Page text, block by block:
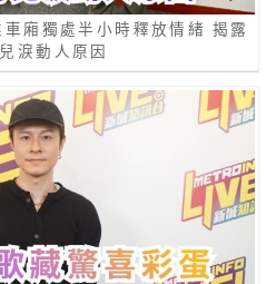
車廂獨處半小時釋放情緒 揭露
淚動人原因